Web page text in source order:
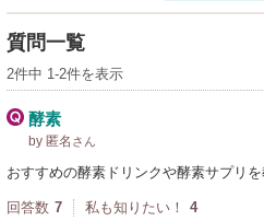
質問一覧
2件中 1-2件を表示
酵素
by 匿名 さん
おすすめの酵素ドリンクや酵素サプリ
回答数 7 私も知りたい！ 4